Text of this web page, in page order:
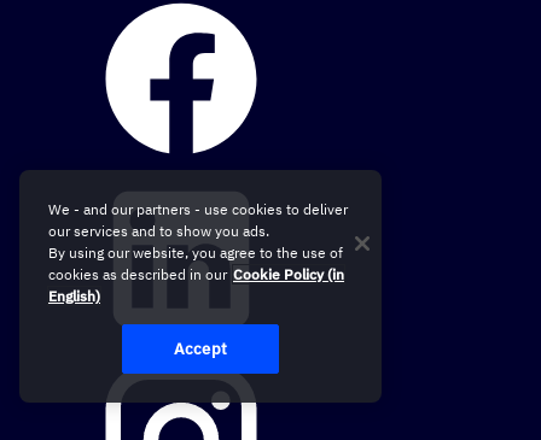
We - and our partners - use cookies to deliver
our services and to show you ads.
By using our website, you agree to the use of
cookies as described in our Cookie Policy (in
English)
Accept